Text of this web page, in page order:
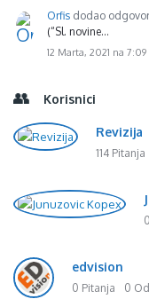
Orfis dodao
(“Sl. novine…
12 Marta, 2021 na
Korisnici
Revizija
114 Pitanja
edvision
0 Pitanja 0